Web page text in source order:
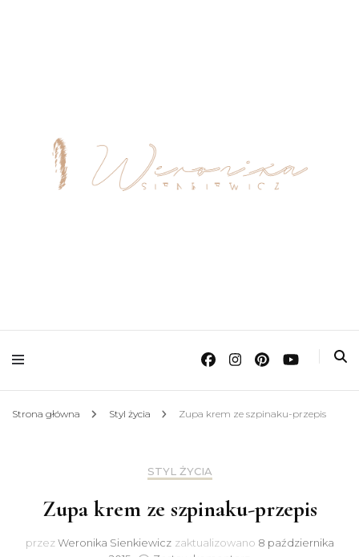
Strona główna Styl życia Zupa krem ze szpinaku-przepis
STYL ŻYCIA
Zupa krem ze szpinaku-przepis
przezWeronika Sienkiewicz zaktualizowano 8 października